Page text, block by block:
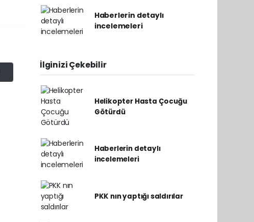
Haberlerin detaylı
incelemeleri
İlginizi Çekebilir
Helikopter Hasta Çocuğu
Götürdü
Haberlerin detaylı
incelemeleri
PKK nın yaptığı saldırılar